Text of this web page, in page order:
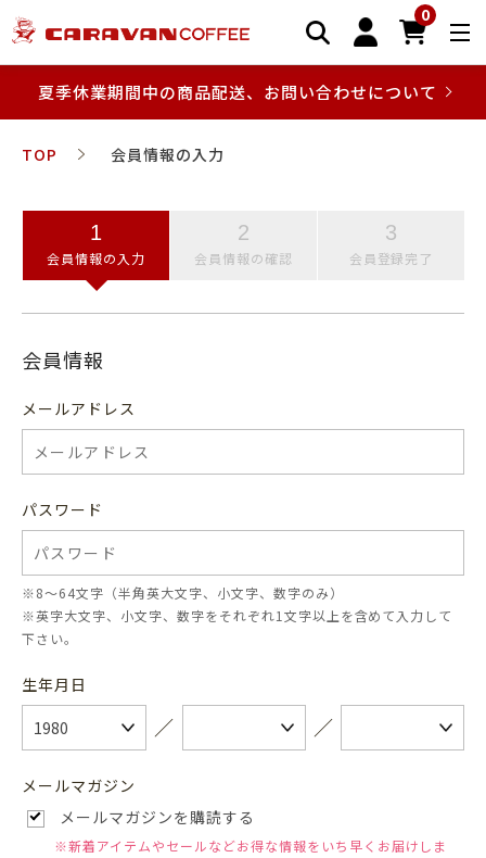
0
夏季休業期間中の商品配送、お問い合わせについて
TOP 会員情報の入力
会員情報の入力 会員情報の確認 会員登録完了
会員情報
メールアドレス
パスワード
※8〜64文字（半角英大文字、小文字、数字のみ）
※英字大文字、小文字、数字をそれぞれ1文字以上を含めて入力して
下さい。
生年月日
／ ／
メールマガジン
メールマガジンを購読する
※新着アイテムやセールなどお得な情報をいち早くお届けしま